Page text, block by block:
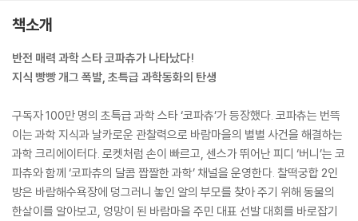
책소개
반전 매력 과학 스타 코파츄가 나타났다!
지식 빵빵 개그 폭발, 초특급 과학동화의 탄생
구독자 100만 명의 초특급 과학 스타 ‘코파츄’가 등장했다. 코파츄는 번뜩
이는 과학 지식과 날카로운 관찰력으로 바람마을의 별별 사건을 해결하는
과학 크리에이터다. 로켓처럼 손이 빠르고, 센스가 뛰어난 피디 ‘버니’는 코
파츄와 함께 ‘코파츄의 달콤 짭짤한 과학’ 채널을 운영한다. 찰떡궁합 2인
방은 바람해수욕장에 덩그러니 놓인 알의 부모를 찾아 주기 위해 동물의
한살이를 알아보고, 엉망이 된 바람마을 주민 대표 선발 대회를 바로잡기